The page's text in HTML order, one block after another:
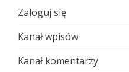
Zaloguj się
Kanał wpisów
Kanał komentarzy